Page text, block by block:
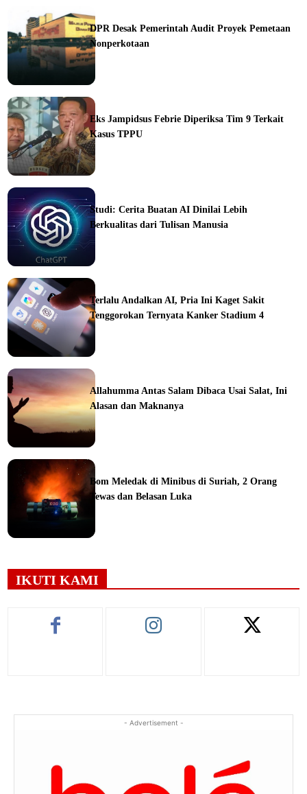
DPR Desak Pemerintah Audit Proyek Pemetaan
Nonperkotaan
Eks Jampidsus Febrie Diperiksa Tim 9 Terkait
Kasus TPPU
Studi: Cerita Buatan AI Dinilai Lebih
Berkualitas dari Tulisan Manusia
Terlalu Andalkan AI, Pria Ini Kaget Sakit
Tenggorokan Ternyata Kanker Stadium 4
Allahumma Antas Salam Dibaca Usai Salat, Ini
Alasan dan Maknanya
Bom Meledak di Minibus di Suriah, 2 Orang
Tewas dan Belasan Luka
IKUTI KAMI
- Advertisement -